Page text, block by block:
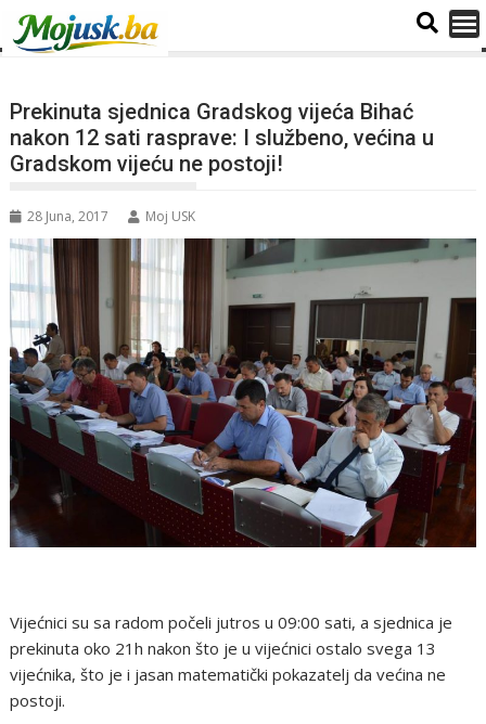
Prekinuta sjednica Gradskog vijeća Bihać
nakon 12 sati rasprave: I službeno, većina u
Gradskom vijeću ne postoji!
28 Juna, 2017 Moj USK
Vijećnici su sa radom počeli jutros u 09:00 sati, a sjednica je
prekinuta oko 21h nakon što je u vijećnici ostalo svega 13
vijećnika, što je i jasan matematički pokazatelj da većina ne
postoji.